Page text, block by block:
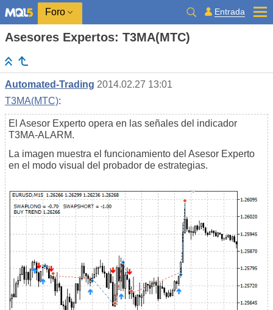
Foro Entrada
Asesores Expertos: T3MA(MTC)
Automated-Trading 2014.02.27 13:01
T3MA(MTC):
El Asesor Experto opera en las señales del indicador
T3MA-ALARM.
La imagen muestra el funcionamiento del Asesor Experto
en el modo visual del probador de estrategias.